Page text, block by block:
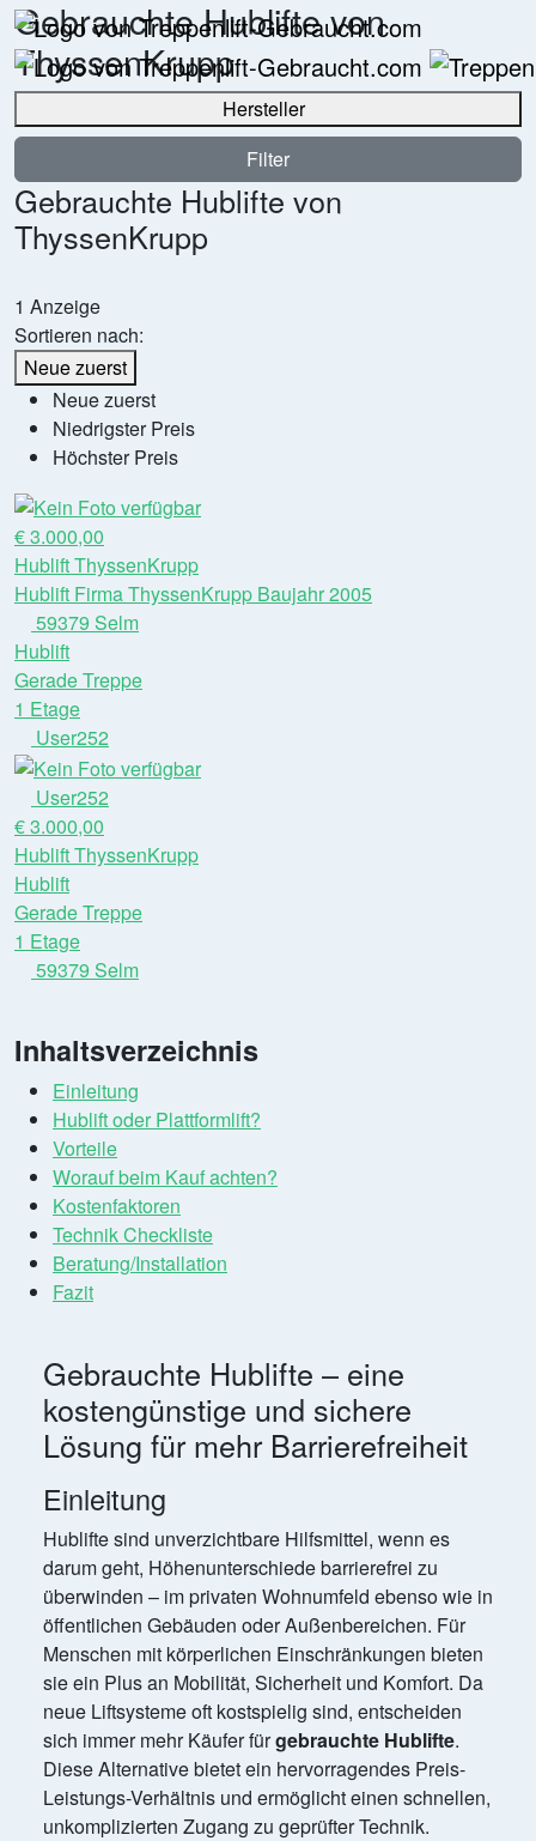
Gebrauchte Hublifte von
ThyssenKrupp
Hersteller
Filter
Gebrauchte Hublifte von
ThyssenKrupp
1 Anzeige
Sortieren nach:
Neue zuerst
Neue zuerst
Niedrigster Preis
Höchster Preis
€ 3.000,00
Hublift ThyssenKrupp
Hublift Firma ThyssenKrupp Baujahr 2005
59379 Selm
Hublift
Gerade Treppe
1 Etage
User252
User252
€ 3.000,00
Hublift ThyssenKrupp
Hublift
Gerade Treppe
1 Etage
59379 Selm
Inhaltsverzeichnis
Einleitung
Hublift oder Plattformlift?
Vorteile
Worauf beim Kauf achten?
Kostenfaktoren
Technik Checkliste
Beratung/Installation
Fazit
Gebrauchte Hublifte – eine
kostengünstige und sichere
Lösung für mehr Barrierefreiheit
Einleitung
Hublifte sind unverzichtbare Hilfsmittel, wenn es
darum geht, Höhenunterschiede barrierefrei zu
überwinden – im privaten Wohnumfeld ebenso wie in
öffentlichen Gebäuden oder Außenbereichen. Für
Menschen mit körperlichen Einschränkungen bieten
sie ein Plus an Mobilität, Sicherheit und Komfort. Da
neue Liftsysteme oft kostspielig sind, entscheiden
sich immer mehr Käufer fürgebrauchte Hublifte.
Diese Alternative bietet ein hervorragendes Preis-
Leistungs-Verhältnis und ermöglicht einen schnellen,
unkomplizierten Zugang zu geprüfter Technik.